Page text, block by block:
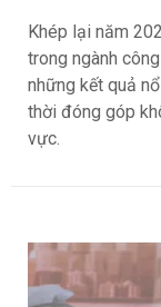
Khép lại năm
trong ngành
những kết quả
thời đóng góp
vực.